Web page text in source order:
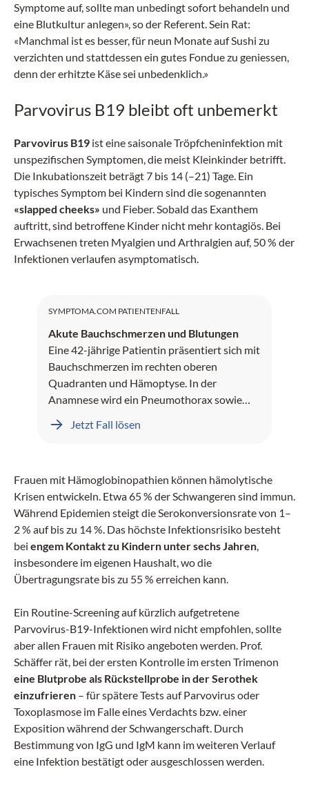
Symptome auf, sollte man unbedingt sofort behandeln und
eine Blutkultur anlegen», so der Referent. Sein Rat:
«Manchmal ist es besser, für neun Monate auf Sushi zu
verzichten und stattdessen ein gutes Fondue zu geniessen,
denn der erhitzte Käse sei unbedenklich.»
Parvovirus B19 bleibt oft unbemerkt
Parvovirus B19 ist eine saisonale Tröpfcheninfektion mit
unspezifischen Symptomen, die meist Kleinkinder betrifft.
Die Inkubationszeit beträgt 7 bis 14 (–21) Tage. Ein
typisches Symptom bei Kindern sind die sogenannten
«slapped cheeks» und Fieber. Sobald das Exanthem
auftritt, sind betroffene Kinder nicht mehr kontagiös. Bei
Erwachsenen treten Myalgien und Arthralgien auf, 50 % der
Infektionen verlaufen asymptomatisch.
SYMPTOMA.COM PATIENTENFALL
Akute Bauchschmerzen und Blutungen
Eine 42-jährige Patientin präsentiert sich mit
Bauchschmerzen im rechten oberen
Quadranten und Hämoptyse. In der
Anamnese wird ein Pneumothorax sowie
Jetzt Fall lösen
Frauen mit Hämoglobinopathien können hämolytische
Krisen entwickeln. Etwa 65 % der Schwangeren sind immun.
Während Epidemien steigt die Serokonversionsrate von 1–
2 % auf bis zu 14 %. Das höchste Infektionsrisiko besteht
bei engem Kontakt zu Kindern unter sechs Jahren
insbesondere im eigenen Haushalt, wo die
Übertragungsrate bis zu 55 % erreichen kann.
Ein Routine-Screening auf kürzlich aufgetretene
Parvovirus-B19-Infektionen wird nicht empfohlen, sollte
aber allen Frauen mit Risiko angeboten werden. Prof.
Schäffer rät, bei der ersten Kontrolle im ersten Trimenon
eine Blutprobe als Rückstellprobe in der Serothek
einzufrieren – für spätere Tests auf Parvovirus oder
Toxoplasmose im Falle eines Verdachts bzw. einer
Exposition während der Schwangerschaft. Durch
Bestimmung von IgG und IgM kann im weiteren Verlauf
eine Infektion bestätigt oder ausgeschlossen werden.